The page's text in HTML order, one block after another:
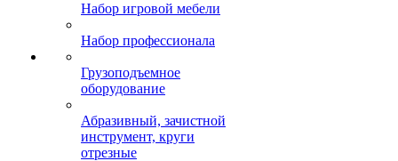
Набор игровой мебели
Набор профессионала
Грузоподъемное
оборудование
Абразивный, зачистной
инструмент, круги
отрезные